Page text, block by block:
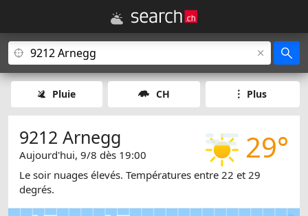
Pluie CH Plus
29°
9212 Arnegg
Aujourd'hui, 9/8 dès 19:00
Le soir nuages élevés. Températures entre 22 et 29
degrés.